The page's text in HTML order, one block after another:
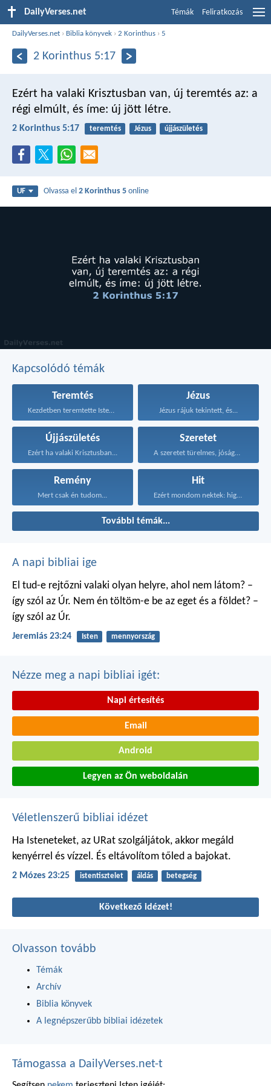
DailyVerses.net Témák Feliratkozás
DailyVerses.net › Biblia könyvek ›2 Korinthus ›5
2 Korinthus 5:17
Ezért ha valaki Krisztusban van, új teremtés az: a
régi elmúlt, és íme: új jött létre.
2 Korinthus 5:17 teremtés Jézus újjászületés
UF Olvassa el2 Korinthus 5 online
Kapcsolódó témák
Teremtés
Kezdetben teremtette Isten a...
Jézus
Jézus rájuk tekintett, és...
Újjászületés
Ezért ha valaki Krisztusban...
Szeretet
A szeretet türelmes, jóságos...
Remény
Mert csak én tudom...
Hit
Ezért mondom nektek: higgyétek...
További témák...
A napi bibliai ige
El tud-e rejtőzni valaki olyan helyre, ahol nem látom? –
így szól az Úr. Nem én töltöm-e be az eget és a földet? –
így szól az Úr.
Jeremiás 23:24 Isten mennyország
Nézze meg a napi bibliai igét:
Napi értesítés
Email
Android
Legyen az Ön weboldalán
Véletlenszerű bibliai idézet
Ha Isteneteket, az URat szolgáljátok, akkor megáld
kenyérrel és vízzel. És eltávolítom tőled a bajokat.
2 Mózes 23:25 istentisztelet áldás betegség
Következő idézet!
Olvasson tovább
Témák
Archív
Biblia könyvek
A legnépszerűbb bibliai idézetek
Támogassa a DailyVerses.net-t